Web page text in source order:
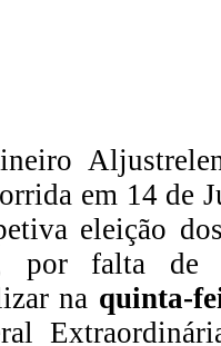
em 14 de
eleição
por falta de
na quinta-